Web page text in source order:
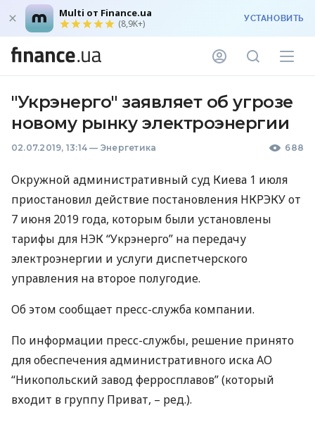
Multi от Finance.ua
(8,9K+) УСТАНОВИТЬ
"Укрэнерго" заявляет об угрозе
новому рынку электроэнергии
02.07.2019, 13:14 — Энергетика 688
Окружной административный суд Киева 1 июля
приостановил действие постановления НКРЭКУот
7 июня 2019 года, которым были установлены
тарифы для НЭК“Укрэнерго” на передачу
электроэнергии и услуги диспетчерского
управления на второе полугодие.
Об этом сообщает пресс-служба компании.
По информации пресс-службы, решение принято
для обеспечения административного иска АО
“Никопольский завод ферросплавов” (который
входит в группу Приват, – ред.).